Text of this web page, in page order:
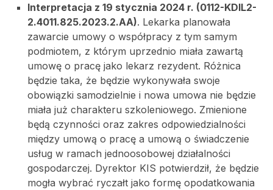
Interpretacja z 19 stycznia 2024 r. (0112-KDIL2-
2.4011.825.2023.2.AA). Lekarka planowała
zawarcie umowy o współpracy z tym samym
podmiotem, z którym uprzednio miała zawartą
umowę o pracę jako lekarz rezydent. Różnica
będzie taka, że będzie wykonywała swoje
obowiązki samodzielnie i nowa umowa nie będzie
miała już charakteru szkoleniowego. Zmienione
będą czynności oraz zakres odpowiedzialności
między umową o pracę a umową o świadczenie
usług w ramach jednoosobowej działalności
gospodarczej. Dyrektor KIS potwierdził, że będzie
mogła wybrać ryczałt jako formę opodatkowania